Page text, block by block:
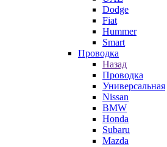
Dodge
Fiat
Hummer
Smart
Проводка
Назад
Проводка
Универсальная
Nissan
BMW
Honda
Subaru
Mazda